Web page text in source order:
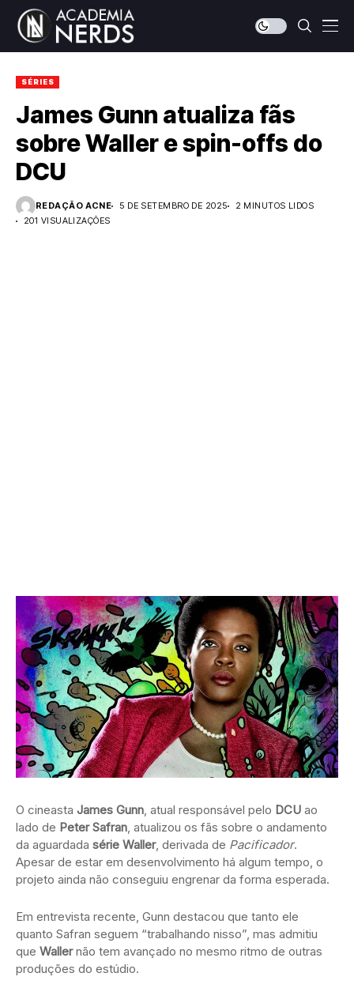
SÉRIES
James Gunn atualiza fãs
sobre Waller e spin-offs do
DCU
REDAÇÃO ACNE 5 DE SETEMBRO DE 2025
2 MINUTOS LIDOS
201 VISUALIZAÇÕES
O cineasta James Gunn, atual responsável pelo DCU ao
lado de Peter Safran, atualizou os fãs sobre o andamento
da aguardada série Waller, derivada de Pacificador.
Apesar de estar em desenvolvimento há algum tempo, o
projeto ainda não conseguiu engrenar da forma esperada.
Em entrevista recente, Gunn destacou que tanto ele
quanto Safran seguem “trabalhando nisso”, mas admitiu
que Wallernão tem avançado no mesmo ritmo de outras
produções do estúdio.